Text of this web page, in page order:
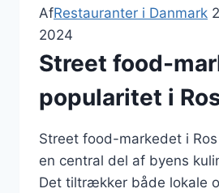
AfRestauranter i Danmark
2024
Street food-
popularitet i
Street food-markedet i
en central del af byens
Det tiltrækker både lokale